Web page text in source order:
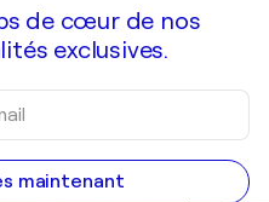
de cœur de nos
exclusives.
maintenant